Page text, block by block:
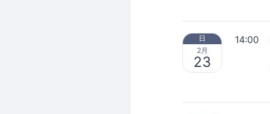
日
2月
23
14:00